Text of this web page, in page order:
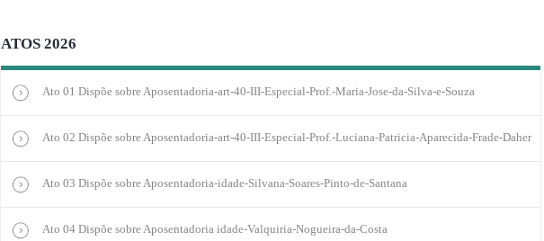
ATOS 2026
Ato 01 Dispõe sobre Aposentadoria-art-40-III-Especial-Prof.-Maria-Jose-da-Silva-e-Souza
Ato 02 Dispõe sobre Aposentadoria-art-40-III-Especial-Prof.-Luciana-Patricia-Aparecida-Frade-Daher
Ato 03 Dispõe sobre Aposentadoria-idade-Silvana-Soares-Pinto-de-Santana
Ato 04 Dispõe sobre Aposentadoria idade-Valquiria-Nogueira-da-Costa